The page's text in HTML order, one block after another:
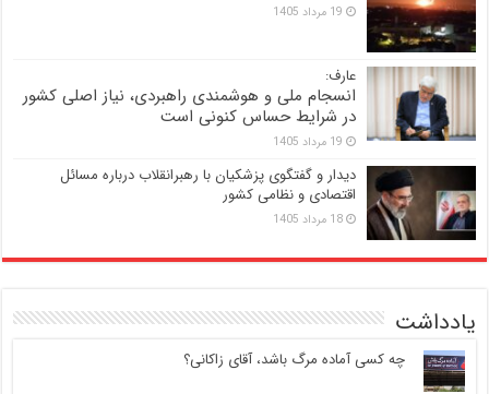
19 مرداد 1405
عارف:
انسجام ملی و هوشمندی راهبردی، نیاز اصلی کشور
در شرایط حساس کنونی است
19 مرداد 1405
دیدار و گفتگوی پزشکیان با رهبرانقلاب درباره مسائل
اقتصادی و نظامی کشور
18 مرداد 1405
یادداشت
‍ چه کسی آماده مرگ باشد، آقای زاکانی؟